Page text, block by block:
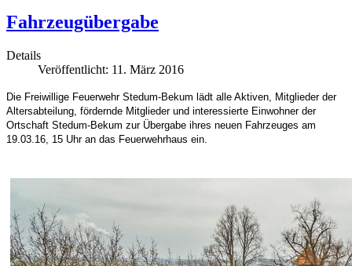
Fahrzeugübergabe
Details
Veröffentlicht: 11. März 2016
Die Freiwillige Feuerwehr Stedum-Bekum lädt alle Aktiven, Mitglieder der
Altersabteilung, fördernde Mitglieder und interessierte Einwohner der
Ortschaft Stedum-Bekum zur Übergabe ihres neuen Fahrzeuges am
19.03.16, 15 Uhr an das Feuerwehrhaus ein.